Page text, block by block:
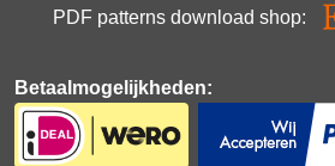
PDF patterns download shop:
Betaalmogelijkheden: